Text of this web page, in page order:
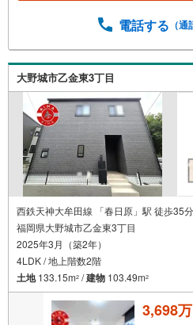
いて移動が大変」という
いたします。まずは『見る
大歓迎。お客様のペースを
いません。お客様のライフ
い探しをお手伝いいたしま
せくださいませ。
電話する （
大野城市乙金東3丁目
西鉄天神大牟田線 「春日原」駅 徒歩35分
福岡県大野城市乙金東3丁目
2025年3月（築2年）
4LDK / 地上階数2階
土地133.15m2 /建物 103.49m2
3,698